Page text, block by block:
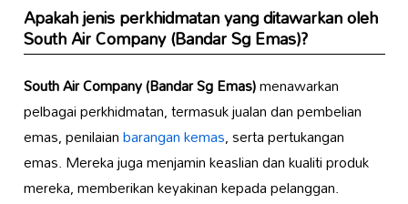
Apakah jenis perkhidmatan yang ditawarkan oleh
South Air Company (Bandar Sg Emas)?
South Air Company (Bandar Sg Emas)menawarkan
pelbagai perkhidmatan, termasuk jualan dan pembelian
emas, penilaianbarangan kemas, serta pertukangan
emas. Mereka juga menjamin keaslian dan kualiti produk
mereka, memberikan keyakinan kepada pelanggan.